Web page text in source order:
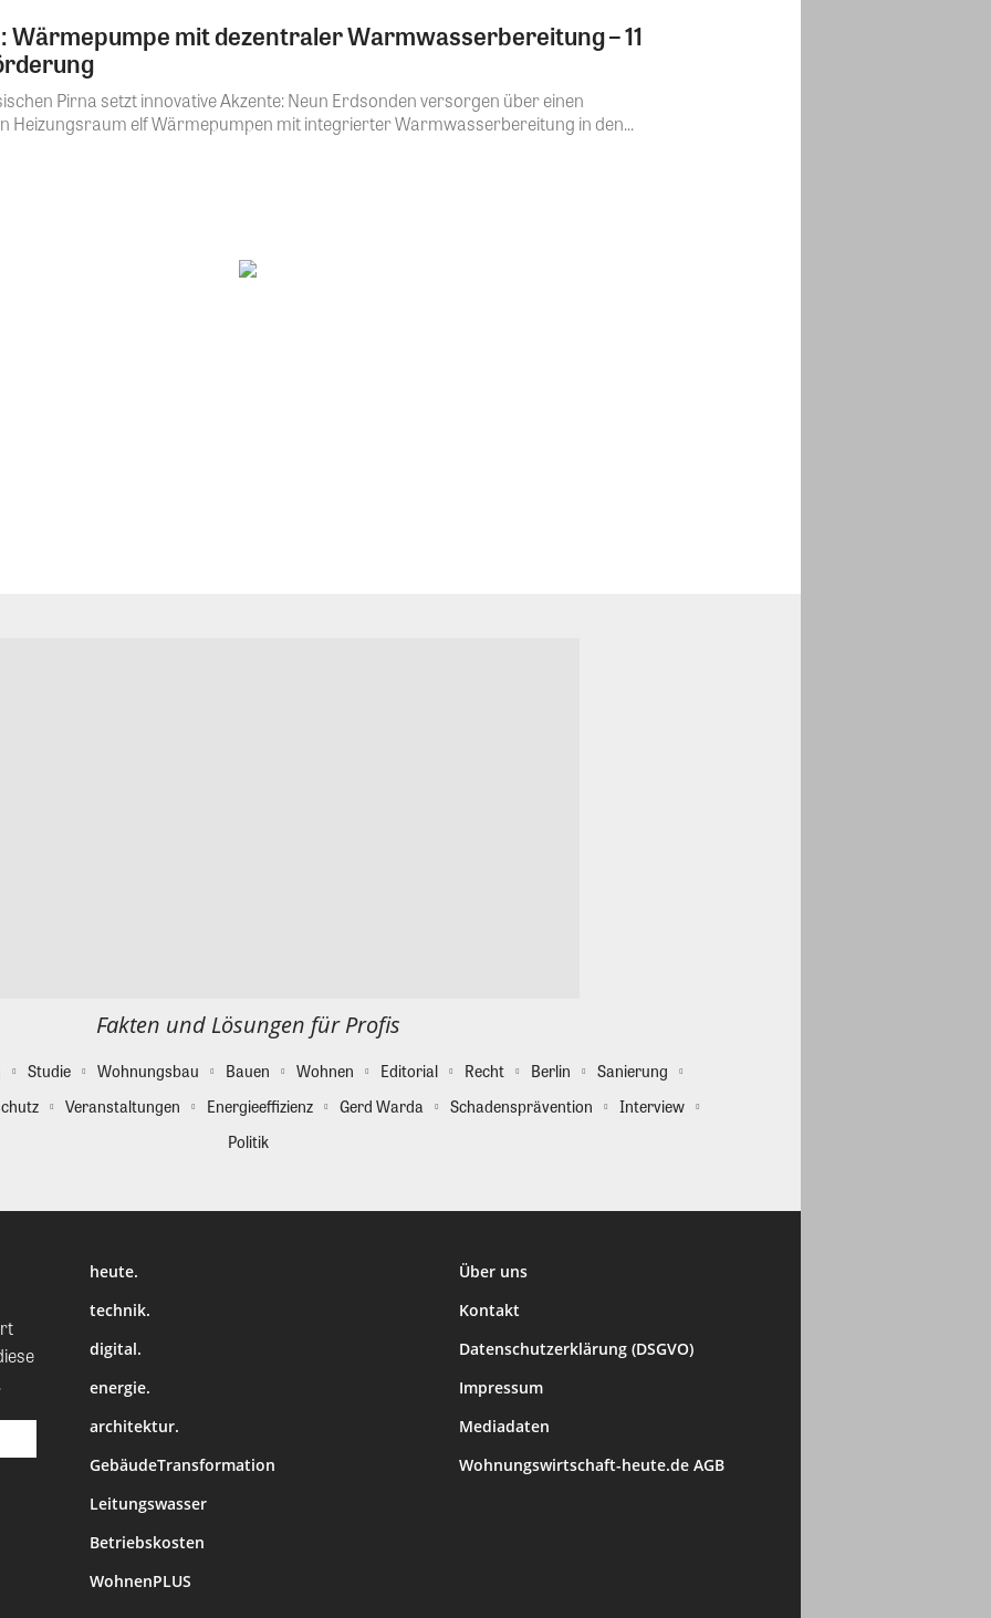
Wärmepumpe mit dezentraler Warmwasserbereitung – 11
Pirna setzt innovative Akzente: Neun Erdsonden versorgen über einen
Heizungsraum elf Wärmepumpen mit integrierter Warmwasserbereitung in den...
Fakten und Lösungen für Profis
Studie Wohnungsbau Bauen Wohnen Editorial Recht Berlin
Sanierung
Veranstaltungen Energieeffizienz Gerd Warda Schadensprävention
Interview
Politik
heute.
technik.
digital.
energie.
architektur.
GebäudeTransformation
Leitungswasser
Betriebskosten
WohnenPLUS
Über uns
Kontakt
Datenschutzerklärung (DSGVO)
Impressum
Mediadaten
Wohnungswirtschaft-heute.de AGB